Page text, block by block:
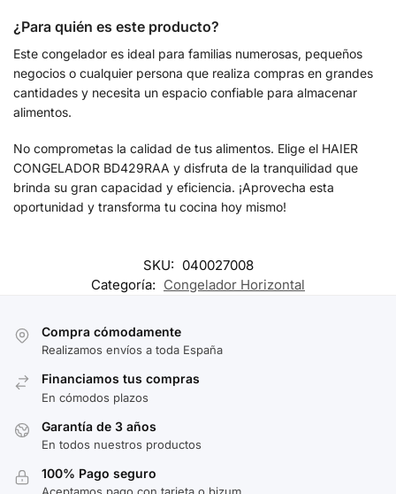
¿Para quién es este producto?
Este congelador es ideal para familias numerosas, pequeños
negocios o cualquier persona que realiza compras en grandes
cantidades y necesita un espacio confiable para almacenar
alimentos.
No comprometas la calidad de tus alimentos. Elige el HAIER
CONGELADOR BD429RAA y disfruta de la tranquilidad que
brinda su gran capacidad y eficiencia. ¡Aprovecha esta
oportunidad y transforma tu cocina hoy mismo!
SKU: 040027008
Categoría: Congelador Horizontal
Compra cómodamente
Realizamos envíos a toda España
Financiamos tus compras
En cómodos plazos
Garantía de 3 años
En todos nuestros productos
100% Pago seguro